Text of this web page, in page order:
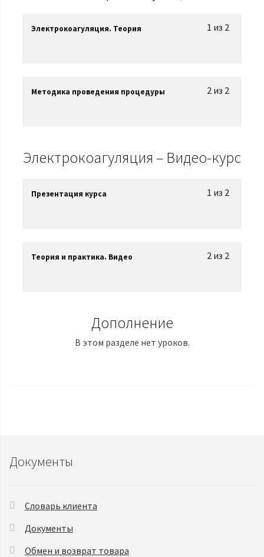
1 из 2
Электрокоагуляция. Теория
2 из 2
Методика проведения процедуры
Электрокоагуляция – Видео-курс
1 из 2
Презентация курса
2 из 2
Теория и практика. Видео
Дополнение
В этом разделе нет уроков.
Документы
Словарь клиента
Документы
Обмен и возврат товара